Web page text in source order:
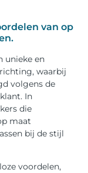
van op
unieke en
waarbij
volgens de
In
die
maat
bij de stijl
voordelen,